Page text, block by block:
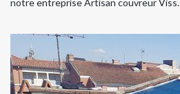
notre entreprise Artisan couvreur Viss.